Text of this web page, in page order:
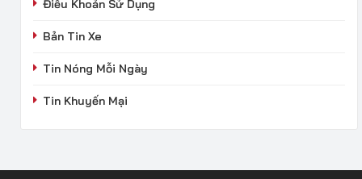
Điều Khoản Sử Dụng
Bản Tin Xe
Tin Nóng Mỗi Ngày
Tin Khuyến Mại